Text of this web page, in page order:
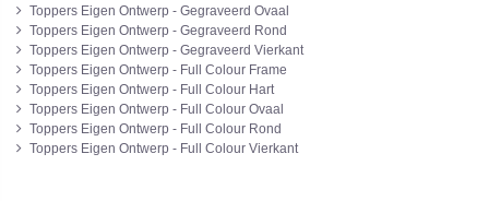
Toppers Eigen Ontwerp - Gegraveerd Ovaal
Toppers Eigen Ontwerp - Gegraveerd Rond
Toppers Eigen Ontwerp - Gegraveerd Vierkant
Toppers Eigen Ontwerp - Full Colour Frame
Toppers Eigen Ontwerp - Full Colour Hart
Toppers Eigen Ontwerp - Full Colour Ovaal
Toppers Eigen Ontwerp - Full Colour Rond
Toppers Eigen Ontwerp - Full Colour Vierkant